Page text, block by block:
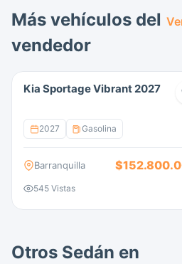
Más vehículos del
vendedor
Kia Sportage Vibrant 2027
2027 Gasolina
Barranquilla
545 Vistas
Otros Sedán en